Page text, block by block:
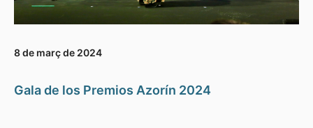
8 de març de 2024
Gala de los Premios Azorín 2024